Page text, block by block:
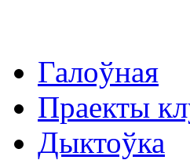
Галоўная
Праекты
Дыктоўка